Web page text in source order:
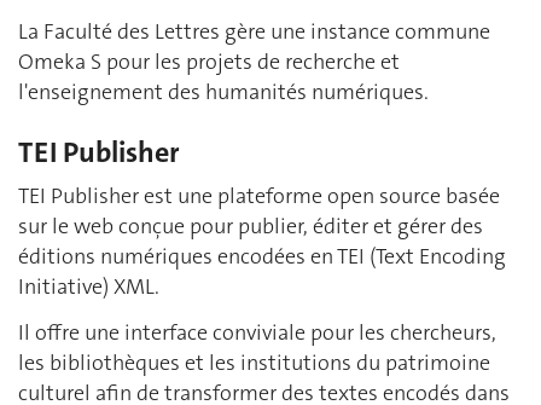
La Faculté des Lettres gère une instance commune
Omeka S pour les projets de recherche et
l'enseignement des humanités numériques.
TEI Publisher
TEI Publisher est une plateforme open source basée
sur le web conçue pour publier, éditer et gérer des
éditions numériques encodées en TEI (Text Encoding
Initiative) XML.
Il offre une interface conviviale pour les chercheurs,
les bibliothèques et les institutions du patrimoine
culturel afin de transformer des textes encodés dans